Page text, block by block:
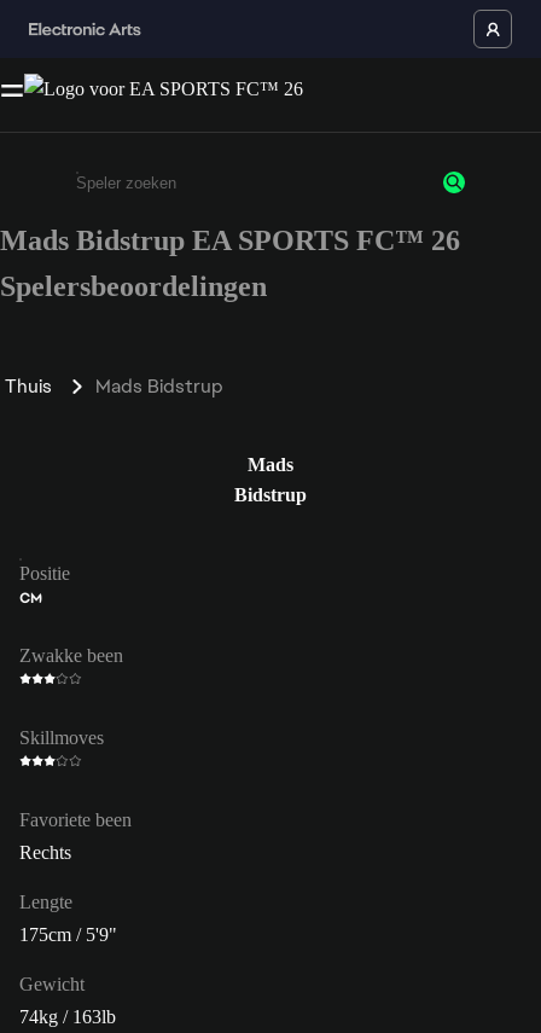
Enter a minimum of 3 characters or numbers
Mads Bidstrup EA SPORTS FC™ 26
Spelersbeoordelingen
Thuis Mads Bidstrup
Mads
Bidstrup
Positie
CM
Zwakke been
Skillmoves
Favoriete been
Rechts
Lengte
175cm / 5'9"
Gewicht
74kg / 163lb